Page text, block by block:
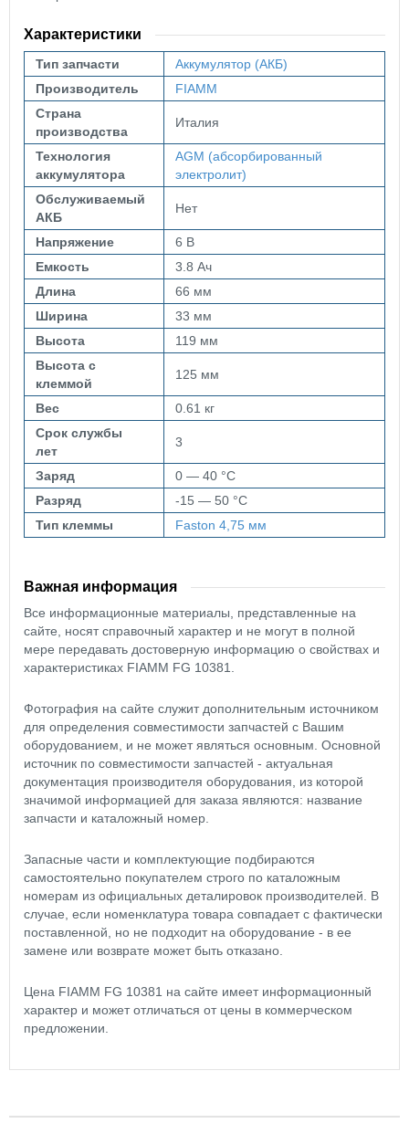
Характеристики
Тип запчасти
Аккумулятор (АКБ)
Производитель
FIAMM
Страна
производства
Италия
Технология
аккумулятора
AGM (абсорбированный
электролит)
Обслуживаемый
АКБ
Нет
Напряжение
6 В
Емкость
3.8 Ач
Длина
66 мм
Ширина
33 мм
Высота
119 мм
Высота с
клеммой
125 мм
Вес
0.61 кг
Срок службы
лет
3
Заряд
0 — 40 °C
Разряд
-15 — 50 °C
Тип клеммы
Faston 4,75 мм
Важная информация
Все информационные материалы, представленные на
сайте, носят справочный характер и не могут в полной
мере передавать достоверную информацию о свойствах и
характеристиках FIAMM FG 10381.
Фотография на сайте служит дополнительным источником
для определения совместимости запчастей с Вашим
оборудованием, и не может являться основным. Основной
источник по совместимости запчастей - актуальная
документация производителя оборудования, из которой
значимой информацией для заказа являются: название
запчасти и каталожный номер.
Запасные части и комплектующие подбираются
самостоятельно покупателем строго по каталожным
номерам из официальных деталировок производителей. В
случае, если номенклатура товара совпадает с фактически
поставленной, но не подходит на оборудование - в ее
замене или возврате может быть отказано.
Цена FIAMM FG 10381 на сайте имеет информационный
характер и может отличаться от цены в коммерческом
предложении.